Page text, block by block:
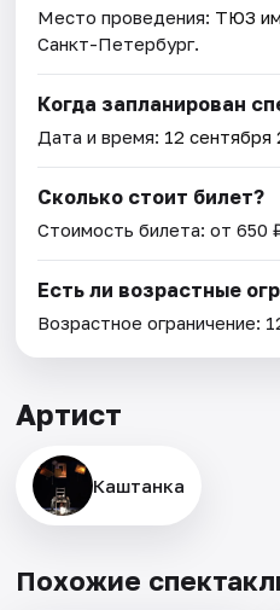
Место проведения: ТЮЗ
Санкт-Петербург.
Когда запланирован
Дата и время: 12 сентября
Сколько стоит билет?
Стоимость билета: от 650
Есть ли возрастные
Возрастное ограничение:
Артист
Каштанка
Похожие